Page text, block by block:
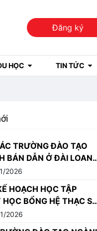
Đăng ký
HỌC TIN TỨC
TRƯỜNG ĐÀO TẠO
BÁN DẪN Ở ĐÀI LOAN
2026
2026
HOẠCH HỌC TẬP
HỌC BỔNG HỆ THẠC SĨ
TRUNG QUỐC
2026